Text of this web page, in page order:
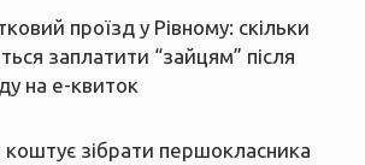
проїзд у Рівному: скільки
заплатити “зайцям” після
на е-квиток
коштує зібрати першокласника